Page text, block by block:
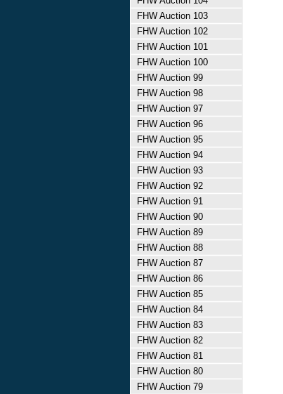
FHW Auction 103
FHW Auction 102
FHW Auction 101
FHW Auction 100
FHW Auction 99
FHW Auction 98
FHW Auction 97
FHW Auction 96
FHW Auction 95
FHW Auction 94
FHW Auction 93
FHW Auction 92
FHW Auction 91
FHW Auction 90
FHW Auction 89
FHW Auction 88
FHW Auction 87
FHW Auction 86
FHW Auction 85
FHW Auction 84
FHW Auction 83
FHW Auction 82
FHW Auction 81
FHW Auction 80
FHW Auction 79